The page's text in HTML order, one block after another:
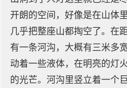
开朗的空间，好像是在山体
几乎把整座山都掏空了。在
有一条河沟，大概有三米多
动着一些液体，在明亮的灯
的光芒。河沟里竖立着一个